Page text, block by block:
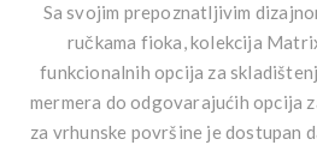
Sa svojim prepoznatljivim
ručkama fioka, kolekcija
funkcionalnih opcija za
mermera do odgovarajućih opcija
za vrhunske površine je dostupan